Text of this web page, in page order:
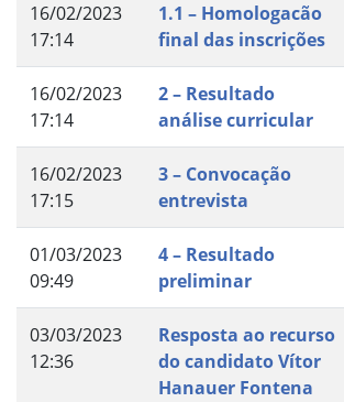
16/02/2023
17:14
1.1 – Homologacão
final das inscrições
16/02/2023
17:14
2 – Resultado
análise curricular
16/02/2023
17:15
3 – Convocação
entrevista
01/03/2023
09:49
4 – Resultado
preliminar
03/03/2023
12:36
Resposta ao recurso
do candidato Vítor
Hanauer Fontena